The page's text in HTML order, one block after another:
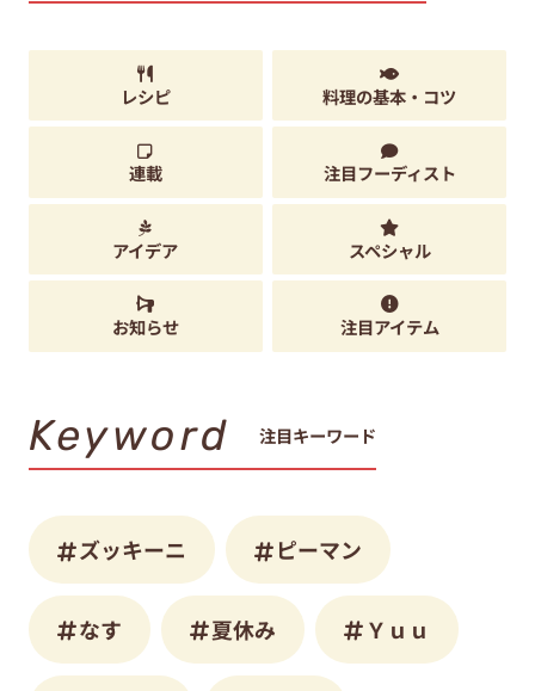
レシピ 料理の基本・コツ
連載 注目フーディスト
アイデア スペシャル
お知らせ 注目アイテム
Keyword 注目キーワード
ズッキーニ ピーマン
なす 夏休み Ｙｕｕ